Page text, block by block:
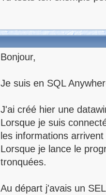
Bonjour,
Je suis en SQL
J'ai créé hier une
Lorsque je suis
les informations
Lorsque je lance le
tronquées.
Au départ j'avais un